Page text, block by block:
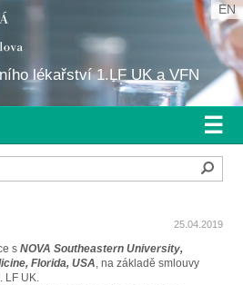
lékařství 1.LF UK a VFN
EN
☰
25.04.2019
sNOVA Southeastern University,
Florida, USA, na základě smlouvy
LF UK.